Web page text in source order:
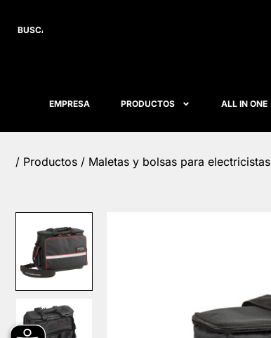
EMPRESA PRODUCTOS ALL IN ONE
/ Productos / Maletas y bolsas para electricistas